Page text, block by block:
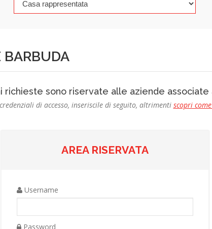
richieste sono riservate alle aziende associate
di accesso, inseriscile di seguito, altrimenti scopri
AREA RISERVATA
Username
Password